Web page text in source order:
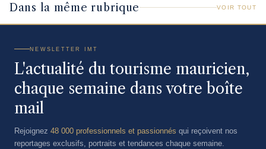
Dans la même rubrique VOIR TOUT
NEWSLETTER IMT
L'actualité du tourisme mauricien,
chaque semaine dans votre boîte
mail
Rejoignez 48 000 professionnels et passionnés qui reçoivent nos
reportages exclusifs, portraits et tendances chaque semaine.